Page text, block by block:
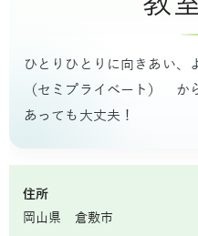
ひとりひとりに向きあい、
（セミプライベート） か
あっても大丈夫！
住所
岡山県 倉敷市